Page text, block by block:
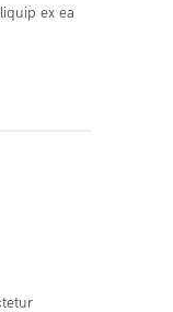
ex ea